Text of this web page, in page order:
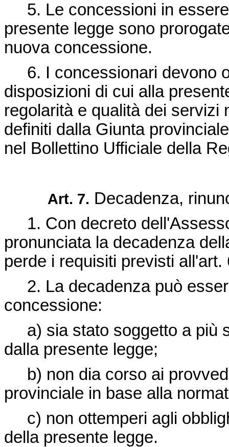
5. Le concessioni in essere
presente legge sono
nuova concessione.
6. I concessionari devono
disposizioni di cui alla
regolarità e qualità dei servizi
definiti dalla Giunta
nel Bollettino Ufficiale della
Art. 7. Decadenza,
1. Con decreto
pronunciata la decadenza
perde i requisiti previsti all'art.
2. La decadenza può
concessione:
a) sia stato soggetto a più
dalla presente legge;
b) non dia corso ai
provinciale in base alla
c) non ottemperi agli
della presente legge.